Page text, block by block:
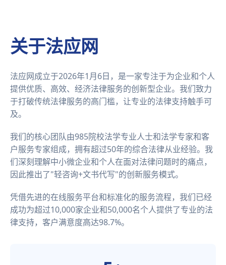
关于法应网
法应网成立于2026年1月6日，是一家专注于为企业和个人
提供优质、高效、经济法律服务的创新型企业。我们致力
于打破传统法律服务的高门槛，让专业的法律支持触手可
及。
我们的核心团队由985院校法学专业人士和法学专家和客
户服务专家组成，拥有超过50年的综合法律从业经验。我
们深刻理解中小微企业和个人在面对法律问题时的痛点，
因此推出了"轻咨询+文书代写"的创新服务模式。
凭借先进的在线服务平台和标准化的服务流程，我们已经
成功为超过10,000家企业和50,000名个人提供了专业的法
律支持，客户满意度高达98.7%。